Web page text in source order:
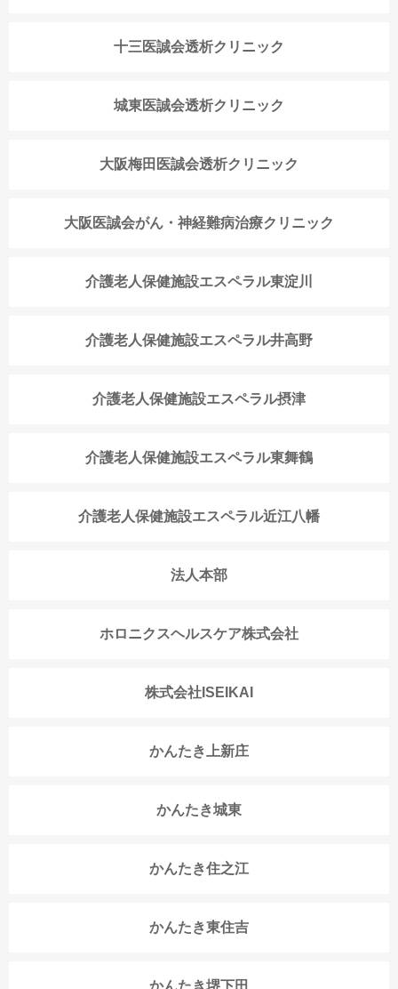
十三医誠会透析クリニック
城東医誠会透析クリニック
大阪梅田医誠会透析クリニック
大阪医誠会がん・神経難病治療クリニック
介護老人保健施設エスペラル東淀川
介護老人保健施設エスペラル井高野
介護老人保健施設エスペラル摂津
介護老人保健施設エスペラル東舞鶴
介護老人保健施設エスペラル近江八幡
法人本部
ホロニクスヘルスケア株式会社
株式会社ISEIKAI
かんたき上新庄
かんたき城東
かんたき住之江
かんたき東住吉